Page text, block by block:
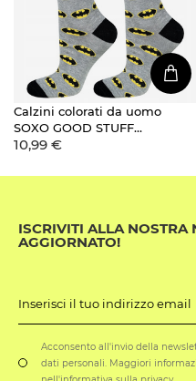
Calzini colorati da uomo
SOXO GOOD STUFF
Batman DC Comics
10,99 €
ISCRIVITI ALLA NOSTRA
AGGIORNATO!
Inserisci il tuo indirizzo email
Acconsento all'invio della
dati personali. Maggiori